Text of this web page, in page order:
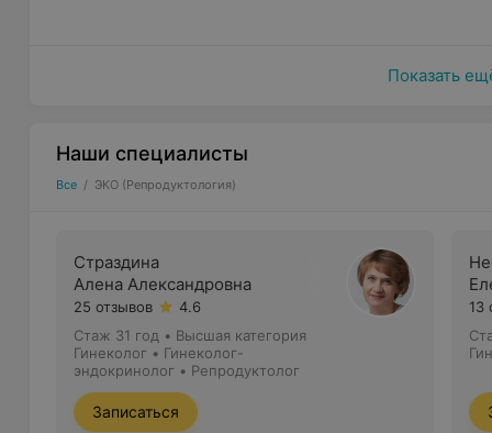
Показать
Наши специалисты
Все / ЭКО (Репродуктология)
Страздина
Алена Александровна
25 отзывов
4.6
Стаж 31 год • Высшая категория
Гинеколог • Гинеколог-
эндокринолог • Репродуктолог
Записаться
13